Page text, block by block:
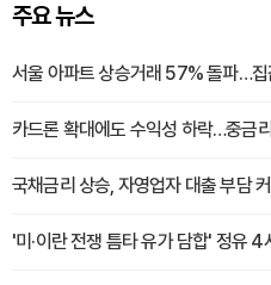
주요 뉴스
서울 아파트 상승거래 57% 돌파…집
카드론 확대에도 수익성 하락…중금
국채금리 상승, 자영업자 대출 부담
'미·이란 전쟁 틈타 유가 담합' 정유